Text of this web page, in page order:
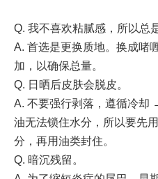
Q. 我不喜欢粘腻感，所以总
A. 首选是更换质地。换成啫
加，以确保总量。
Q. 日晒后皮肤会脱皮。
A. 不要强行剥落，遵循冷
油无法锁住水分，所以要先
分，再用油类封住。
Q. 暗沉残留。